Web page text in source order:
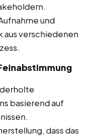
und
verschiedenen
basierend auf
dass das